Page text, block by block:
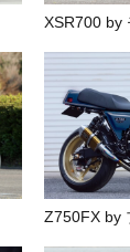
XSR700 by
Z750FX by